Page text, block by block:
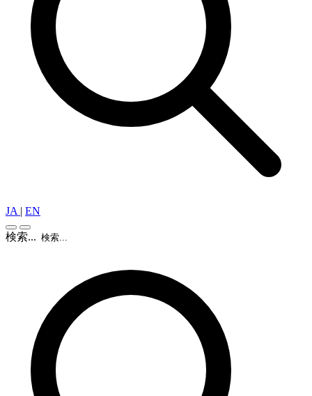
JA | EN
検索...